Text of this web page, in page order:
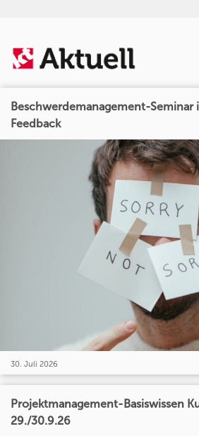
Beschwerdemanagement-
Feedback
30. Juli 2026
Projektmanagement-Basiswissen
29./30.9.26